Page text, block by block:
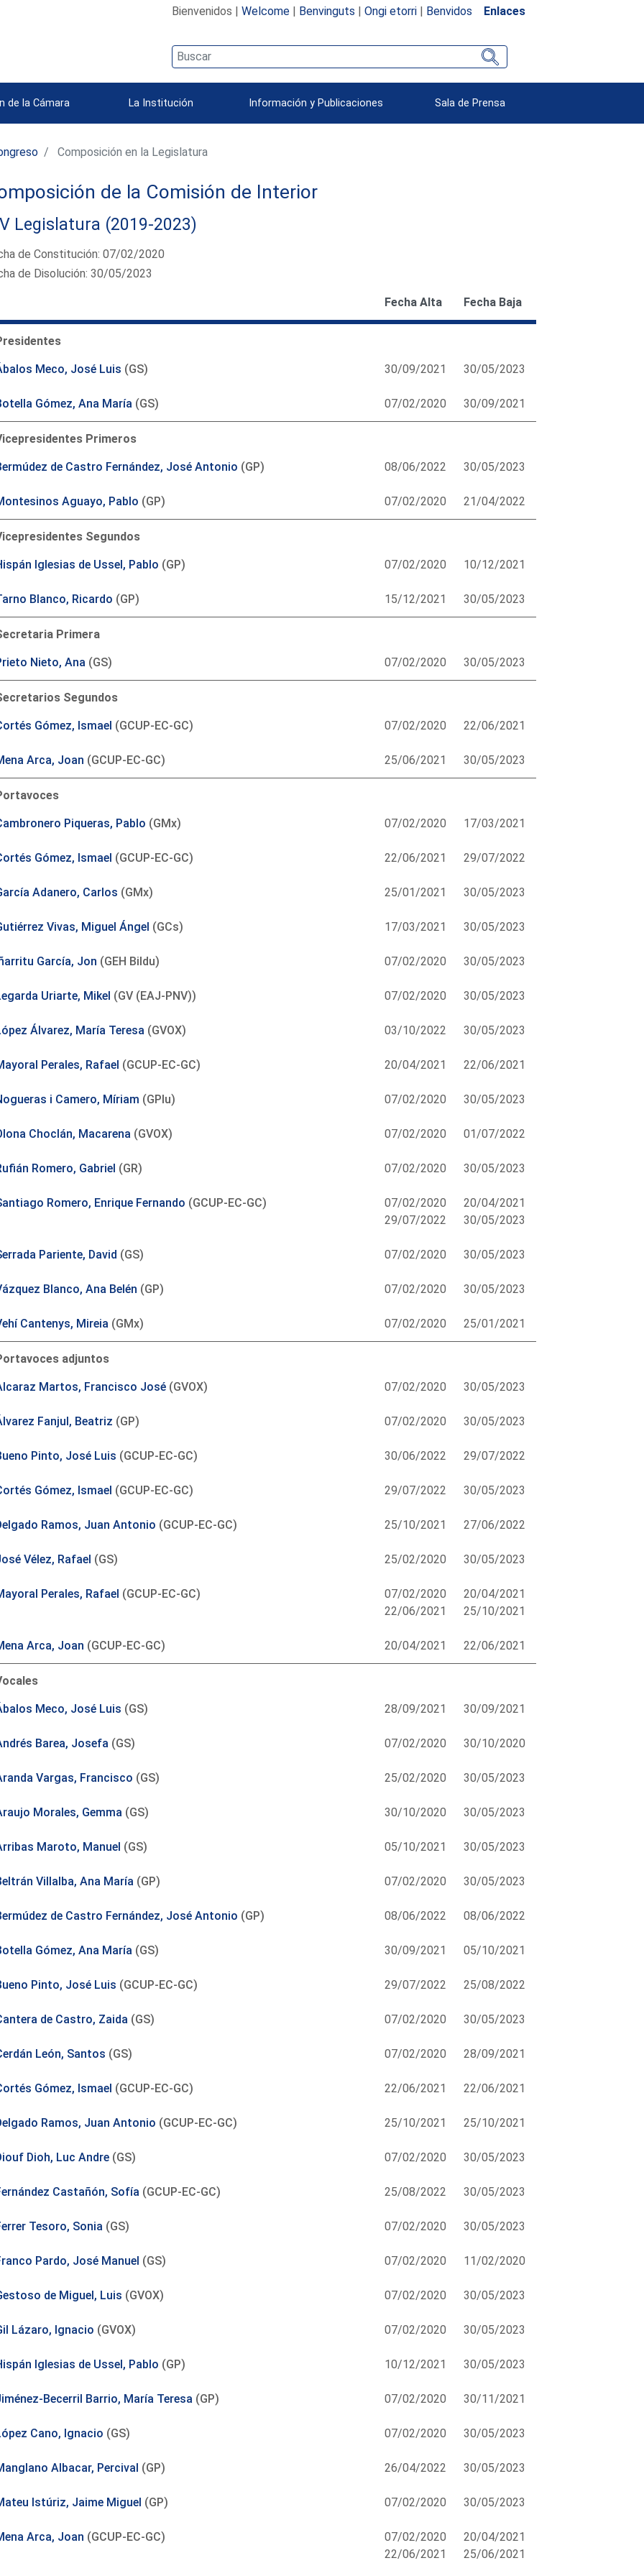
Bienvenidos | Welcome| Benvinguts | Ongi etorri| Benvidos Enlaces
de la Cámara La Institución Información y Publicaciones Sala de Prensa
Composición en la Legislatura
de la Comisión de Interior
Legislatura (2019-2023)
de Constitución: 07/02/2020
de Disolución: 30/05/2023
Fecha Alta Fecha Baja
Meco, José Luis (GS) 30/09/2021 30/05/2023
Gómez, Ana María (GS) 07/02/2020 30/09/2021
Primeros
de Castro Fernández, José Antonio (GP) 08/06/2022 30/05/2023
Aguayo, Pablo (GP) 07/02/2020 21/04/2022
Segundos
Iglesias de Ussel, Pablo (GP) 07/02/2020 10/12/2021
Blanco, Ricardo (GP) 15/12/2021 30/05/2023
Primera
Nieto, Ana (GS) 07/02/2020 30/05/2023
Segundos
Gómez, Ismael (GCUP-EC-GC) 07/02/2020 22/06/2021
Arca, Joan (GCUP-EC-GC) 25/06/2021 30/05/2023
Piqueras, Pablo (GMx) 07/02/2020 17/03/2021
Gómez, Ismael (GCUP-EC-GC) 22/06/2021 29/07/2022
Adanero, Carlos (GMx) 25/01/2021 30/05/2023
Vivas, Miguel Ángel (GCs) 17/03/2021 30/05/2023
García, Jon (GEH Bildu) 07/02/2020 30/05/2023
Uriarte, Mikel (GV (EAJ-PNV)) 07/02/2020 30/05/2023
Álvarez, María Teresa (GVOX) 03/10/2022 30/05/2023
Perales, Rafael (GCUP-EC-GC) 20/04/2021 22/06/2021
i Camero, Míriam (GPlu) 07/02/2020 30/05/2023
Choclán, Macarena (GVOX) 07/02/2020 01/07/2022
Romero, Gabriel (GR) 07/02/2020 30/05/2023
Romero, Enrique Fernando (GCUP-EC-GC)
07/02/2020
29/07/2022
20/04/2021
30/05/2023
Pariente, David (GS) 07/02/2020 30/05/2023
Blanco, Ana Belén (GP) 07/02/2020 30/05/2023
Cantenys, Mireia (GMx) 07/02/2020 25/01/2021
adjuntos
Martos, Francisco José(GVOX) 07/02/2020 30/05/2023
Fanjul, Beatriz (GP) 07/02/2020 30/05/2023
Pinto, José Luis (GCUP-EC-GC) 30/06/2022 29/07/2022
Gómez, Ismael (GCUP-EC-GC) 29/07/2022 30/05/2023
Ramos, Juan Antonio (GCUP-EC-GC) 25/10/2021 27/06/2022
Vélez, Rafael (GS) 25/02/2020 30/05/2023
Perales, Rafael (GCUP-EC-GC)
07/02/2020
22/06/2021
20/04/2021
25/10/2021
Arca, Joan (GCUP-EC-GC) 20/04/2021 22/06/2021
Meco, José Luis (GS) 28/09/2021 30/09/2021
Barea, Josefa (GS) 07/02/2020 30/10/2020
Vargas, Francisco (GS) 25/02/2020 30/05/2023
Morales, Gemma (GS) 30/10/2020 30/05/2023
Maroto, Manuel (GS) 05/10/2021 30/05/2023
Villalba, Ana María (GP) 07/02/2020 30/05/2023
de Castro Fernández, José Antonio (GP) 08/06/2022 08/06/2022
Gómez, Ana María (GS) 30/09/2021 05/10/2021
Pinto, José Luis (GCUP-EC-GC) 29/07/2022 25/08/2022
de Castro, Zaida (GS) 07/02/2020 30/05/2023
León, Santos (GS) 07/02/2020 28/09/2021
Gómez, Ismael (GCUP-EC-GC) 22/06/2021 22/06/2021
Ramos, Juan Antonio (GCUP-EC-GC) 25/10/2021 25/10/2021
Dioh, Luc Andre(GS) 07/02/2020 30/05/2023
Castañón, Sofía (GCUP-EC-GC) 25/08/2022 30/05/2023
Tesoro, Sonia (GS) 07/02/2020 30/05/2023
Pardo, José Manuel (GS) 07/02/2020 11/02/2020
de Miguel, Luis (GVOX) 07/02/2020 30/05/2023
Lázaro, Ignacio (GVOX) 07/02/2020 30/05/2023
Iglesias de Ussel, Pablo (GP) 10/12/2021 30/05/2023
Becerril Barrio, María Teresa (GP) 07/02/2020 30/11/2021
Cano, Ignacio (GS) 07/02/2020 30/05/2023
Albacar, Percival (GP) 26/04/2022 30/05/2023
Istúriz, Jaime Miguel (GP) 07/02/2020 30/05/2023
Arca, Joan (GCUP-EC-GC)
07/02/2020
22/06/2021
20/04/2021
25/06/2021